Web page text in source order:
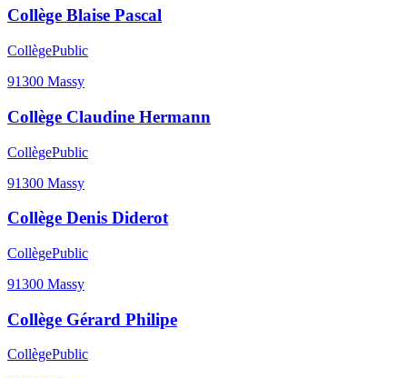
Collège Blaise Pascal
CollègePublic
91300 Massy
Collège Claudine Hermann
CollègePublic
91300 Massy
Collège Denis Diderot
CollègePublic
91300 Massy
Collège Gérard Philipe
CollègePublic